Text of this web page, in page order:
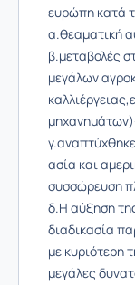
ευρώπη κατά
α.θεαματική
β.μεταβολές
μεγάλων
ασία και
συσσώρευση
δ.Η αύξηση
διαδικασία
με κυριότερη
μεγάλες